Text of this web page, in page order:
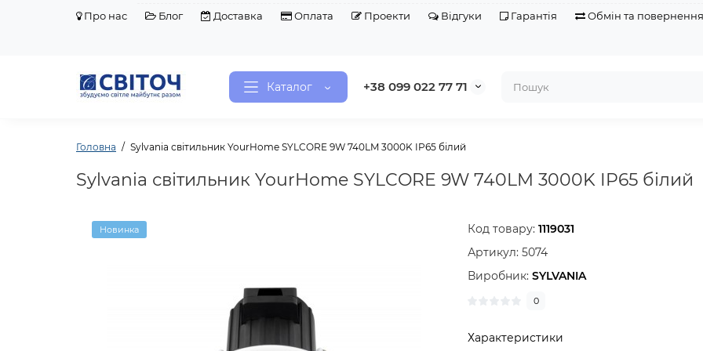
Про нас Блог Доставка Оплата Проекти Відгуки Гарантія Обмін та повернення
Каталог +38 099 022 77 71
Головна Sylvania світильник YourHome SYLCORE 9W 740LM 3000K IP65 білий
Sylvania світильник YourHome SYLCORE 9W 740LM 3000K IP65 білий
Новинка Код товару:1119031
Артикул:5074
Виробник:SYLVANIA
0
Характеристики